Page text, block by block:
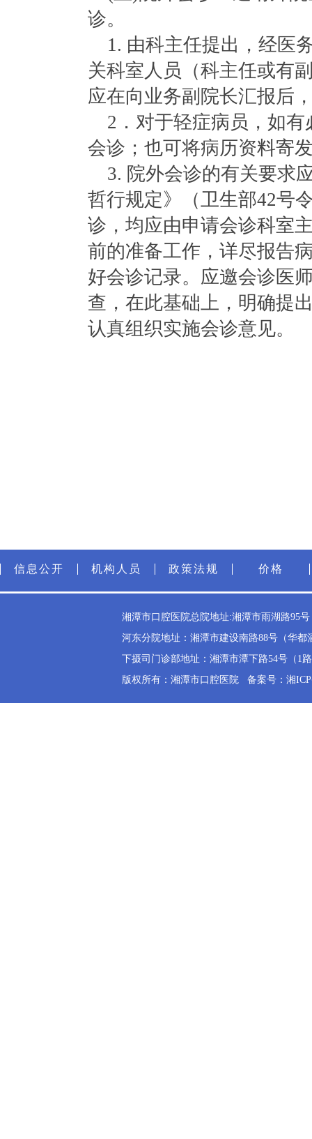
诊。
1. 由科主任提出，经医
关科室人员（科主任或有
应在向业务副院长汇报后
2．对于轻症病员，如
会诊；也可将病历资料寄
3. 院外会诊的有关要求
哲行规定》（卫生部42号
诊，均应由申请会诊科室
前的准备工作，详尽报告
好会诊记录。应邀会诊医
查，在此基础上，明确提
认真组织实施会诊意见。
信息公开 机构人员 政策法规 价格
湘潭市口腔医院总院地址:湘潭市雨湖路95
河东分院地址：湘潭市建设南路88号（华都
下摄司门诊部地址：湘潭市潭下路54号（1
版权所有：湘潭市口腔医院 备案号：湘